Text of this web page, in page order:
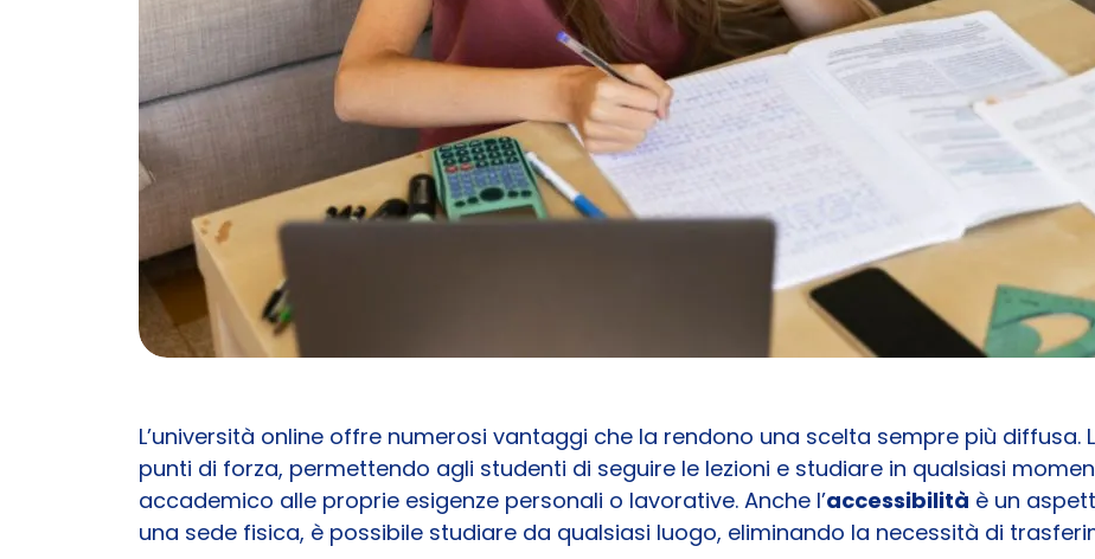
L’università online offre numerosi vantaggi che la rendono una scelta sempre più diffusa.
punti di forza, permettendo agli studenti di seguire le lezioni e studiare in qualsiasi
accademico alle proprie esigenze personali o lavorative. Anche l’accessibilità è un
una sede fisica, è possibile studiare da qualsiasi luogo, eliminando la necessità di